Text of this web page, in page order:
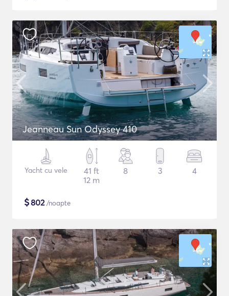
Jeanneau Sun Odyssey 410
Yacht cu vele
41 ft
12 m
8 3 4
$802/noapte